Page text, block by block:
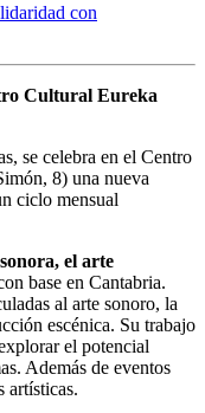
con
Cultural Eureka
se celebra en el Centro
8) una nueva
ciclo mensual
el arte
base en Cantabria.
al arte sonoro, la
escénica. Su trabajo
el potencial
Además de eventos
artísticas.